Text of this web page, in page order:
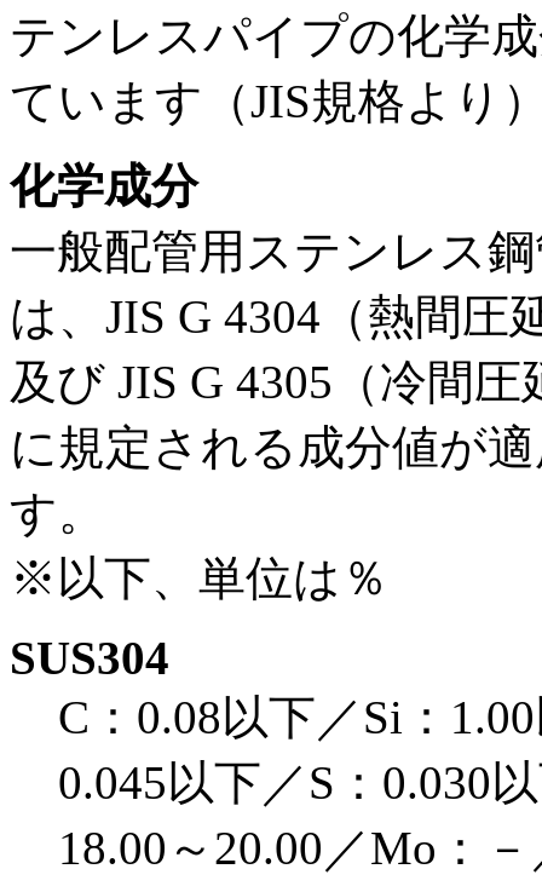
テンレスパイプの化学
ています（JIS規格より
化学成分
一般配管用ステンレス
は、JIS G 4304（熱間
及び JIS G 4305（冷間
に規定される成分値が
す。
※以下、単位は％
SUS304
C：0.08以下／Si：
0.045以下／S：0.030
18.00～20.00／Mo：